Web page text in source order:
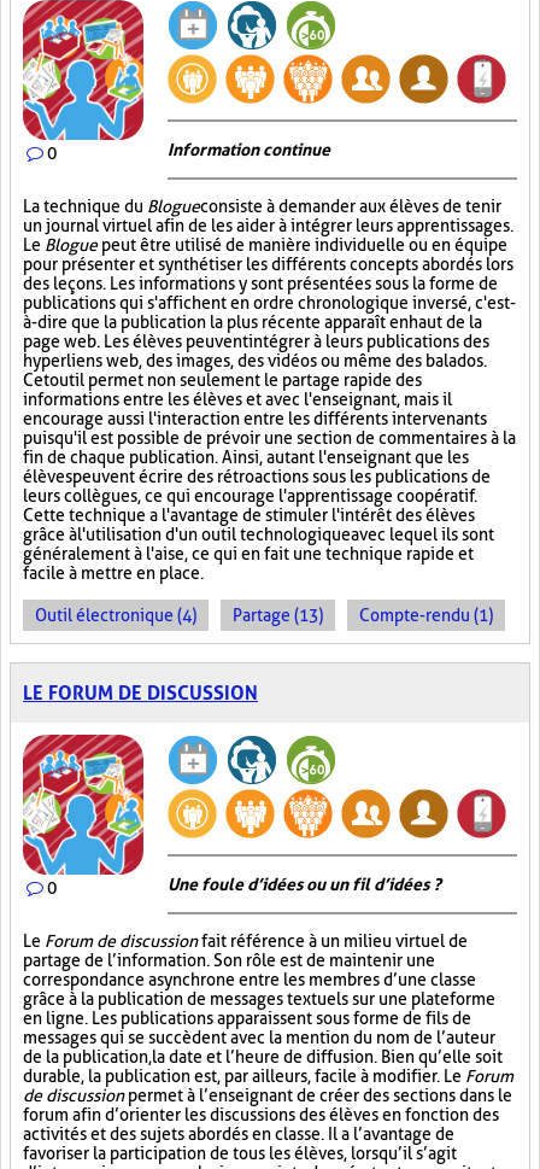
0 Information continue
La technique du Blogueconsiste à demander aux élèves de tenir
un journal virtuel afin de les aider à intégrer leurs apprentissages.
Le Bloguepeut être utilisé de manière individuelle ou en équipe
pour présenter et synthétiser les différents concepts abordés lors
des leçons. Les informations y sont présentées sous la forme de
publications qui s'affichent en ordre chronologique inversé, c'est-
à-dire que la publication la plus récente apparaît en haut de la
page web. Les élèves peuvent intégrer à leurs publications des
hyperliens web, des images, des vidéos ou même des balados.
Cet outil permet non seulement le partage rapide des
informations entre les élèves et avec l'enseignant, mais il
encourage aussi l'interaction entre les différents intervenants
puisqu'il est possible de prévoir une section de commentaires à la
fin de chaque publication. Ainsi, autant l'enseignant que les
élèves peuvent écrire des rétroactions sous les publications de
leurs collègues, ce qui encourage l'apprentissage coopératif.
Cette technique a l'avantage de stimuler l'intérêt des élèves
grâce à l'utilisation d'un outil technologique avec lequel ils sont
généralement à l'aise, ce qui en fait une technique rapide et
facile à mettre en place.
Outil électronique (4) Partage (13) Compte-rendu (1)
LE FORUM DE DISCUSSION
0 Une foule d’idées ou un fil d’idées ?
Le Forum de discussionfait référence à un milieu virtuel de
partage de l’information. Son rôle est de maintenir une
correspondance asynchrone entre les membres d’une classe
grâce à la publication de messages textuels sur une plateforme
en ligne. Les publications apparaissent sous forme de fils de
messages qui se succèdent avec la mention du nom de l’auteur
de la publication, la date et l’heure de diffusion. Bien qu’elle soit
durable, la publication est, par ailleurs, facile à modifier. Le Forum
de discussionpermet à l’enseignant de créer des sections dans le
forum afin d’orienter les discussions des élèves en fonction des
activités et des sujets abordés en classe. Il a l’avantage de
favoriser la participation de tous les élèves, lorsqu’il s’agit